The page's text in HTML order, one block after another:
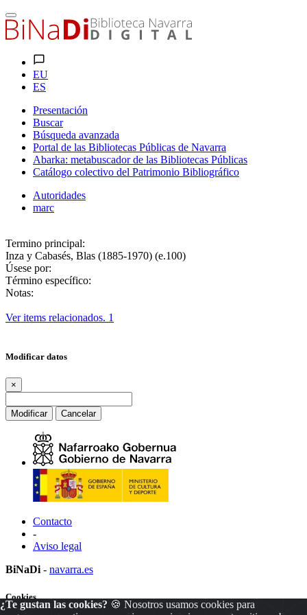
EU
ES
Presentación
Buscar
Búsqueda avanzada
Portal de las Bibliotecas Públicas de Navarra
Abarka: metabuscador de las Bibliotecas Públicas
Catálogo colectivo del Patrimonio Bibliográfico
Autoridades
marc
Termino principal:
Inza y Cabasés, Blas (1885-1970) (e.100)
Úsese por:
Término específico:
Notas:
Ver items relacionados. 1
Modificar datos
×
Modificar Cancelar
Contacto
-
Aviso legal
BiNaDi - navarra.es
¿Te gustan las cookies? 🍪 Nosotros usamos cookies para
Cookies